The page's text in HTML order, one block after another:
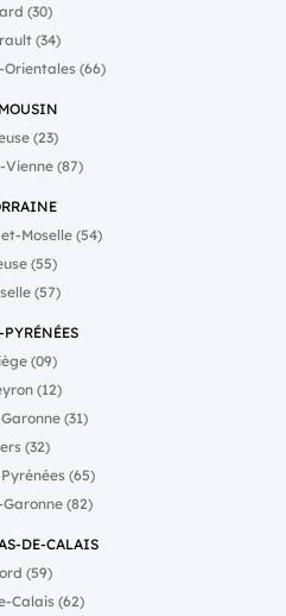
(30)
(34)
Orientales (66)
(23)
Vienne (87)
Moselle (54)
(55)
(57)
(09)
(12)
(31)
(32)
(65)
(82)
DE-CALAIS
(59)
Calais (62)